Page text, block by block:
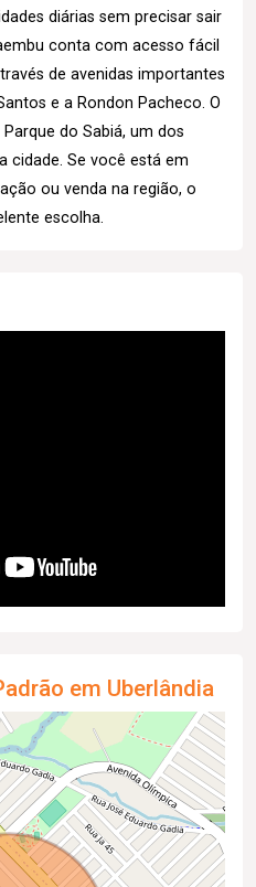
diárias sem precisar sair
conta com acesso fácil
de avenidas importantes
e a Rondon Pacheco. O
do Sabiá, um dos
cidade. Se você está em
ou venda na região, o
escolha.
em Uberlândia